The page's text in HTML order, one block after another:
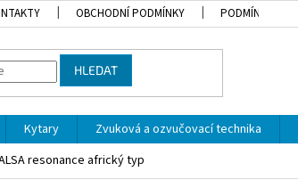
OBCHODNÍ PODMÍNKY PODMÍNKY
HLEDAT
Kytary Zvuková a ozvučovací technika
resonance africký typ